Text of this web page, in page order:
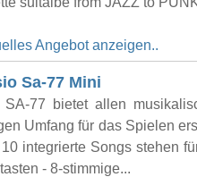
Angebot anzeigen..
Sa-77 Mini
SA-77 bietet allen
Umfang für das Spielen
integrierte Songs stehen
- 8-stimmige...